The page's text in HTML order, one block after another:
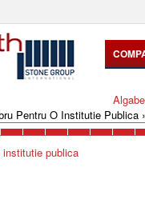
Pentru O Institutie Publica
publica